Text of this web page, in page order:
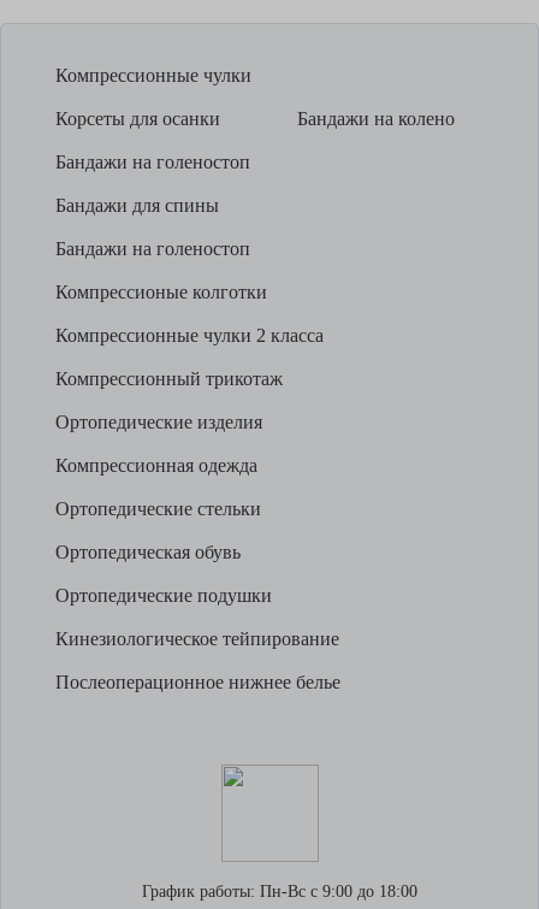
Компрессионные чулки
Корсеты для осанки Бандажи на колено
Бандажи на голеностоп
Бандажи для спины
Бандажи на голеностоп
Компрессионые колготки
Компрессионные чулки 2 класса
Компрессионный трикотаж
Ортопедические изделия
Компрессионная одежда
Ортопедические стельки
Ортопедическая обувь
Ортопедические подушки
Кинезиологическое тейпирование
Послеоперационное нижнее белье
График работы: Пн-Вс с 9:00 до 18:00